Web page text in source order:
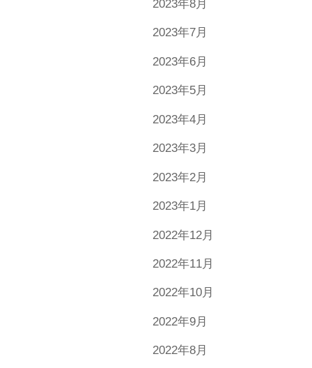
2023年8月
2023年7月
2023年6月
2023年5月
2023年4月
2023年3月
2023年2月
2023年1月
2022年12月
2022年11月
2022年10月
2022年9月
2022年8月